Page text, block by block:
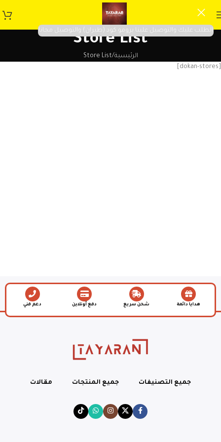
الطلب عليك والتوصيل علينا برومو كود (طيران) والتوصيل مجانا
Store List
الرئيسية Store List
[dokan-stores]
هدايا دائمة شحن سريع دفع أونلاين دعم فني
جميع التصنيفات جميع المنتجات مقالات